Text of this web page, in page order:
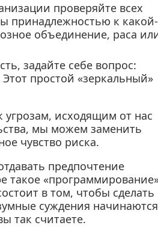
проверяйте всех
принадлежностью к какой-
объединение, раса
задайте себе вопрос:
простой «зеркальный»
угрозам, исходящим от нас
мы можем заменить
чувство риска.
предпочтение
такое
в том, чтобы сделать
суждения начинаются
так считаете.